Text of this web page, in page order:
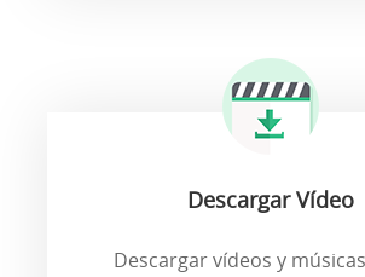
Descargar Vídeo
Descargar vídeos y